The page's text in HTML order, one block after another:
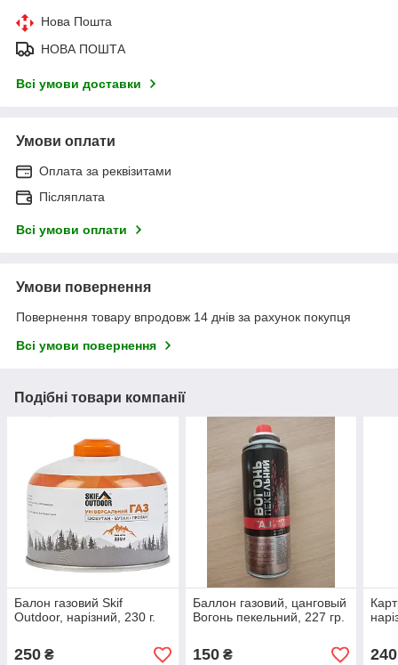
Нова Пошта
НОВА ПОШТА
Всі умови доставки
Умови оплати
Оплата за реквізитами
Післяплата
Всі умови оплати
Умови повернення
Повернення товару впродовж 14 днів за рахунок покупця
Всі умови повернення
Подібні товари компанії
Балон газовий Skif
Outdoor, нарізний, 230 г.
250 ₴
Баллон газовий, цанговый
Вогонь пекельний, 227 гр.
150₴ 240